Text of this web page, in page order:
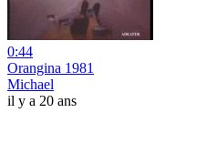
0:44
Orangina 1981
Michael
il y a 20 ans